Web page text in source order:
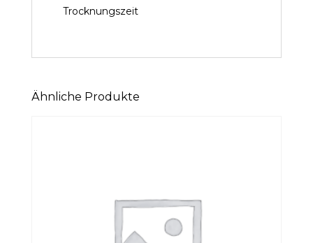
Trocknungszeit
Ähnliche Produkte